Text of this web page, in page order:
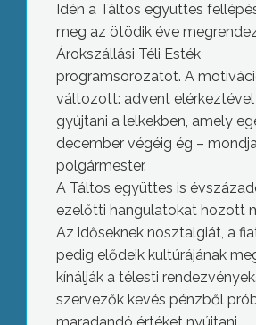
Idén a Táltos együttes
meg az ötödik éve
Árokszállási Téli Esték
programsorozatot. A
változott: advent
gyújtani a lelkekben, amely
december végéig ég –
polgármester.
A Táltos együttes is
ezelőtti hangulatokat hozott
Az időseknek nosztalgiát, a
pedig elődeik kultúrájának
kínálják a télesti
szervezők kevés pénzből